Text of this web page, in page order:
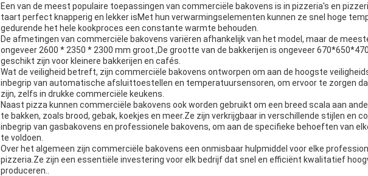
Een van de meest populaire toepassingen van commerciële bakovens is in pizzeria's en
taart perfect knapperig en lekker isMet hun verwarmingselementen kunnen ze snel hoge
gedurende het hele kookproces een constante warmte behouden.
De afmetingen van commerciële bakovens variëren afhankelijk van het model, maar de
ongeveer 2600 * 2350 * 2300 mm groot.,De grootte van de bakkerijen is ongeveer
geschikt zijn voor kleinere bakkerijen en cafés.
Wat de veiligheid betreft, zijn commerciële bakovens ontworpen om aan de hoogste
inbegrip van automatische afsluittoestellen en temperatuursensoren, om ervoor te zorgen
zijn, zelfs in drukke commerciële keukens.
Naast pizza kunnen commerciële bakovens ook worden gebruikt om een breed scala aan
te bakken, zoals brood, gebak, koekjes en meer.Ze zijn verkrijgbaar in verschillende stijlen en
inbegrip van gasbakovens en professionele bakovens, om aan de specifieke behoeften van
te voldoen.
Over het algemeen zijn commerciële bakovens een onmisbaar hulpmiddel voor elke
pizzeria.Ze zijn een essentiële investering voor elk bedrijf dat snel en efficiënt kwalitatief
produceren..